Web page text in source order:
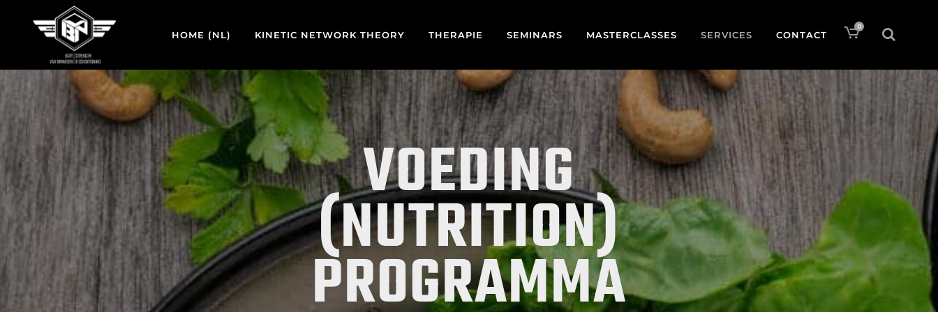
0
HOME (NL) KINETIC NETWORK THEORY THERAPIE SEMINARS MASTERCLASSES SERVICES CONTACT
VOEDING
(NUTRITION)
PROGRAMMA